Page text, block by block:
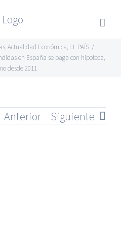
,Actualidad Económica, EL PAÍS /
en España se paga con hipoteca,
desde 2011
Anterior Siguiente